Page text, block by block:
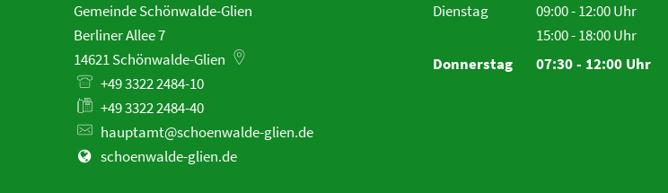
Gemeinde Schönwalde-Glien
Berliner Allee 7
14621Schönwalde-Glien
+49 3322 2484-10
+49 3322 2484-40
hauptamt@schoenwalde-glien.de
schoenwalde-glien.de
Dienstag 09:00-12:00Uhr
Von 09:00 bis 12:00 Uhr
15:00-18:00Uhr
Von 15:00 bis 18:00 Uhr
Donnerstag 07:30- 12:00 Uhr